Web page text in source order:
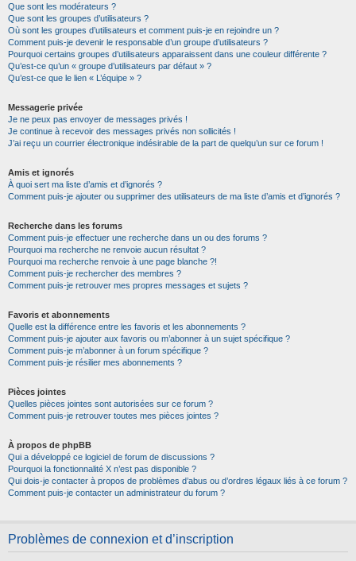
Que sont les modérateurs ?
Que sont les groupes d’utilisateurs ?
Où sont les groupes d’utilisateurs et comment puis-je en rejoindre un ?
Comment puis-je devenir le responsable d’un groupe d’utilisateurs ?
Pourquoi certains groupes d’utilisateurs apparaissent dans une couleur différente ?
Qu’est-ce qu’un « groupe d’utilisateurs par défaut » ?
Qu’est-ce que le lien « L’équipe » ?
Messagerie privée
Je ne peux pas envoyer de messages privés !
Je continue à recevoir des messages privés non sollicités !
J’ai reçu un courrier électronique indésirable de la part de quelqu’un sur ce forum !
Amis et ignorés
À quoi sert ma liste d’amis et d’ignorés ?
Comment puis-je ajouter ou supprimer des utilisateurs de ma liste d’amis et d’ignorés ?
Recherche dans les forums
Comment puis-je effectuer une recherche dans un ou des forums ?
Pourquoi ma recherche ne renvoie aucun résultat ?
Pourquoi ma recherche renvoie à une page blanche ?!
Comment puis-je rechercher des membres ?
Comment puis-je retrouver mes propres messages et sujets ?
Favoris et abonnements
Quelle est la différence entre les favoris et les abonnements ?
Comment puis-je ajouter aux favoris ou m’abonner à un sujet spécifique ?
Comment puis-je m’abonner à un forum spécifique ?
Comment puis-je résilier mes abonnements ?
Pièces jointes
Quelles pièces jointes sont autorisées sur ce forum ?
Comment puis-je retrouver toutes mes pièces jointes ?
À propos de phpBB
Qui a développé ce logiciel de forum de discussions ?
Pourquoi la fonctionnalité X n’est pas disponible ?
Qui dois-je contacter à propos de problèmes d’abus ou d’ordres légaux liés à ce forum ?
Comment puis-je contacter un administrateur du forum ?
Problèmes de connexion et d’inscription